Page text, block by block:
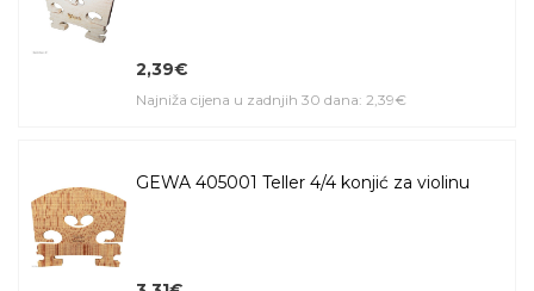
2,39€
Najniža cijena u zadnjih 30 dana: 2,39€
GEWA 405001 Teller 4/4 konjić za violinu